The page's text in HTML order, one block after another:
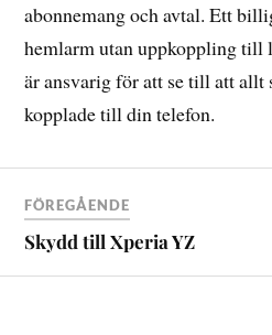
abonnemang och avtal. Ett
hemlarm utan uppkoppling till
är ansvarig för att se till att
kopplade till din telefon.
FÖREGÅENDE
Skydd till Xperia YZ